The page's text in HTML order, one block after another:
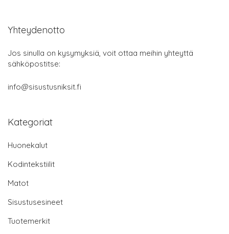
Yhteydenotto
Jos sinulla on kysymyksiä, voit ottaa meihin yhteyttä
sähköpostitse:
info@sisustusniksit.fi
Kategoriat
Huonekalut
Kodintekstiilit
Matot
Sisustusesineet
Tuotemerkit